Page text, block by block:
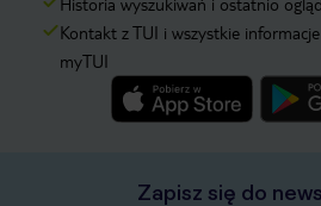
Kontakt z TUI i wszystkie
myTUI
Zapisz się do